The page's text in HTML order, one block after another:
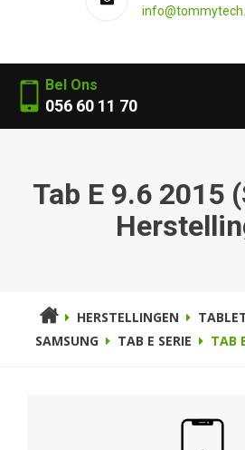
Bel Ons
056 60 11 70
Tab E 9.6 2015
HERSTELLINGEN
SAMSUNG
TAB E SERIE TAB